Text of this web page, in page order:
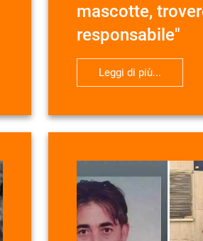
mascotte,
responsabile"
Leggi di più...